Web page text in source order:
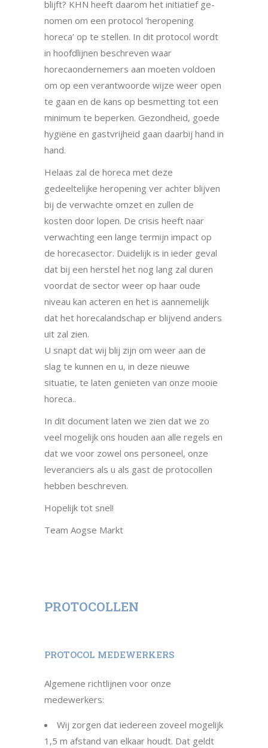
blijft? KHN heeft daarom het initiatief ge­
nomen om een protocol ‘heropening
horeca’ op te stellen. In dit protocol wordt
in hoofdlijnen beschre­ven waar
horecaondernemers aan moeten voldoen
om op een verantwoorde wijze weer open
te gaan en de kans op besmetting tot een
minimum te beperken. Gezondheid, goede
hygiëne en gastvrijheid gaan daarbij hand in
hand.
Helaas zal de horeca met deze
gedeeltelijke heropening ver achter blijven
bij de verwachte omzet en zul­len de
kosten door lopen. De crisis heeft naar
verwachting een lange termijn impact op
de horecasector. Duidelijk is in ieder geval
dat bij een herstel het nog lang zal duren
voordat de sector weer op haar oude
niveau kan acteren en het is aannemelijk
dat het horecalandschap er blijvend anders
uit zal zien.
U snapt dat wij blij zijn om weer aan de
slag te kunnen en u, in deze nieuwe
situatie, te laten genieten van onze mooie
horeca..
In dit document laten we zien dat we zo
veel mogelijk ons houden aan alle regels en
dat we voor zowel ons personeel, onze
leveranciers als u als gast de protocollen
hebben beschreven.
Hopelijk tot snel!
Team Aogse Markt
PROTOCOLLEN
PROTOCOL MEDEWERKERS
Algemene richtlijnen voor onze
medewerkers:
Wij zorgen dat iedereen zoveel mogelijk
1,5 m afstand van elkaar houdt. Dat geldt